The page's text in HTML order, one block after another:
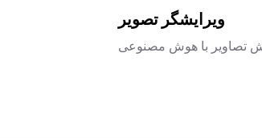
ویرایشگر تصویر
تصاویر با هوش مصنوعی